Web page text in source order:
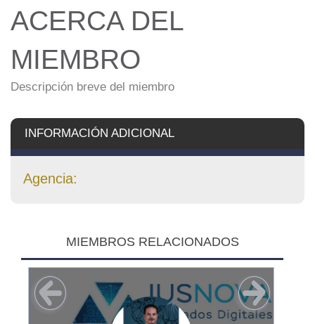
ACERCA DEL
MIEMBRO
Descripción breve del miembro
INFORMACIÓN ADICIONAL
Agencia:
MIEMBROS RELACIONADOS